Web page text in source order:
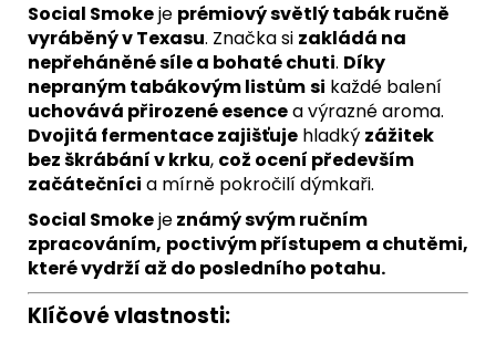
Social Smokeje prémiový světlý tabák ručně
vyráběný v Texasu. Značka si zakládá na
nepřeháněné síle a bohaté chuti. Díky
nepraným tabákovým listůmsi každé balení
uchovává přirozené esencea výrazné aroma.
Dvojitá fermentace zajišťuje hladký zážitek
bez škrábání v krku, což ocení především
začátečníci a mírně pokročilí dýmkaři.
Social Smokejeznámý svým ručním
zpracováním, poctivým přístupem a chutěmi,
které vydrží až do posledního potahu.
Klíčové vlastnosti: